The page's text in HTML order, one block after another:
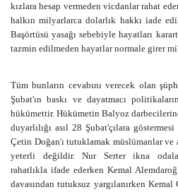
kızlara hesap vermeden vicdanlar rahat
halkın milyarlarca dolarlık hakkı iade
Başörtüsü yasağı sebebiyle hayatları
tazmin edilmeden hayatlar normale girer
Tüm bunların cevabını verecek olan
Şubat'ın baskı ve dayatmacı
hükümettir. Hükümetin Balyoz
duyarlılığı asıl 28 Şubat'çılara
Çetin Doğan'ı tutuklamak müslümanlar
yeterli değildir. Nur Serter ikna
rahatlıkla ifade ederken Kemal
davasından tutuksuz yargılanırken